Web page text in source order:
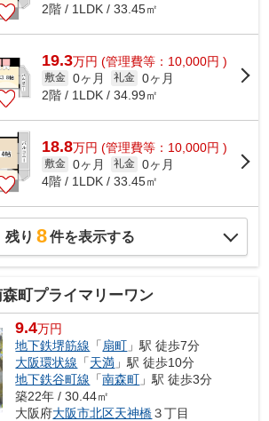
2階 / 1LDK / 33.45㎡
19.3万円 (管理費等：10,000円 )
敷金 0ヶ月 礼金 0ヶ月
2階 / 1LDK / 34.99㎡
18.8万円 (管理費等：10,000円 )
敷金 0ヶ月 礼金 0ヶ月
4階 / 1LDK / 33.45㎡
残り 8件を表示する
町プライマリーワン
9.4万円
地下鉄堺筋線 「 扇町 」駅 徒歩7分
大阪環状線 「天満 」駅 徒歩10分
地下鉄谷町線 「南森町 」駅 徒歩3分
築22年 / 30.44㎡
大阪府大阪市北区天神橋３丁目